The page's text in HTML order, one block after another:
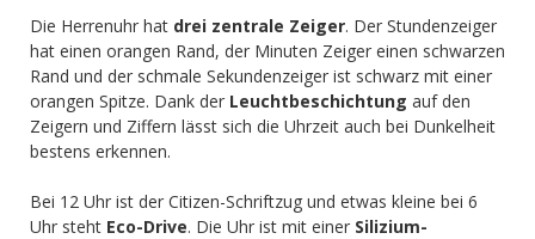
Die Herrenuhr hat drei zentrale Zeiger. Der Stundenzeiger
hat einen orangen Rand, der Minuten Zeiger einen schwarzen
Rand und der schmale Sekundenzeiger ist schwarz mit einer
orangen Spitze. Dank der Leuchtbeschichtung auf den
Zeigern und Ziffern lässt sich die Uhrzeit auch bei Dunkelheit
bestens erkennen.
Bei 12 Uhr ist der Citizen-Schriftzug und etwas kleine bei 6
Uhr steht Eco-Drive. Die Uhr ist mit einer Silizium-